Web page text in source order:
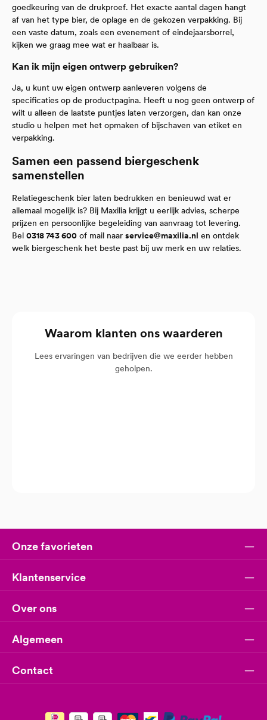
goedkeuring van de drukproef. Het exacte aantal dagen hangt
af van het type bier, de oplage en de gekozen verpakking. Bij
een vaste datum, zoals een evenement of eindejaarsborrel,
kijken we graag mee wat er haalbaar is.
Kan ik mijn eigen ontwerp gebruiken?
Ja, u kunt uw eigen ontwerp aanleveren volgens de
specificaties op de productpagina. Heeft u nog geen ontwerp of
wilt u alleen de laatste puntjes laten verzorgen, dan kan onze
studio u helpen met het opmaken of bijschaven van etiket en
verpakking.
Samen een passend biergeschenk
samenstellen
Relatiegeschenk bier laten bedrukken en benieuwd wat er
allemaal mogelijk is? Bij Maxilia krijgt u eerlijk advies, scherpe
prijzen en persoonlijke begeleiding van aanvraag tot levering.
Bel 0318 743 600 of mail naar service@maxilia.nl en ontdek
welk biergeschenk het beste past bij uw merk en uw relaties.
Waarom klanten ons waarderen
Lees ervaringen van bedrijven die we eerder hebben
geholpen.
Onze favorieten
Klantenservice
Over ons
Algemeen
Contact